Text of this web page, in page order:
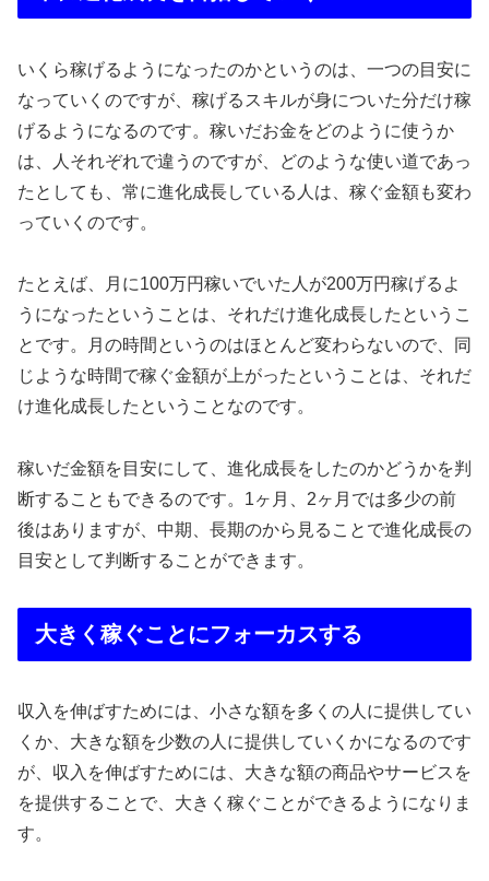
いくら稼げるようになったのかというのは、一つの目安に
なっていくのですが、稼げるスキルが身についた分だけ稼
げるようになるのです。稼いだお金をどのように使うか
は、人それぞれで違うのですが、どのような使い道であっ
たとしても、常に進化成長している人は、稼ぐ金額も変わ
っていくのです。
たとえば、月に100万円稼いでいた人が200万円稼げるよ
うになったということは、それだけ進化成長したというこ
とです。月の時間というのはほとんど変わらないので、同
じような時間で稼ぐ金額が上がったということは、それだ
け進化成長したということなのです。
稼いだ金額を目安にして、進化成長をしたのかどうかを判
断することもできるのです。1ヶ月、2ヶ月では多少の前
後はありますが、中期、長期のから見ることで進化成長の
目安として判断することができます。
大きく稼ぐことにフォーカスする
収入を伸ばすためには、小さな額を多くの人に提供してい
くか、大きな額を少数の人に提供していくかになるのです
が、収入を伸ばすためには、大きな額の商品やサービスを
を提供することで、大きく稼ぐことができるようになりま
す。